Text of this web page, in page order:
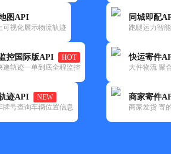
图API
可视化展示物流轨迹
控国际版API
HOT
递轨迹一单到底全程监控
迹API
NEW
牌号查询车辆位置信息
同城即配
跑腿运力智
快运寄件
大件物流 聚
商家寄件
商家发货 寄